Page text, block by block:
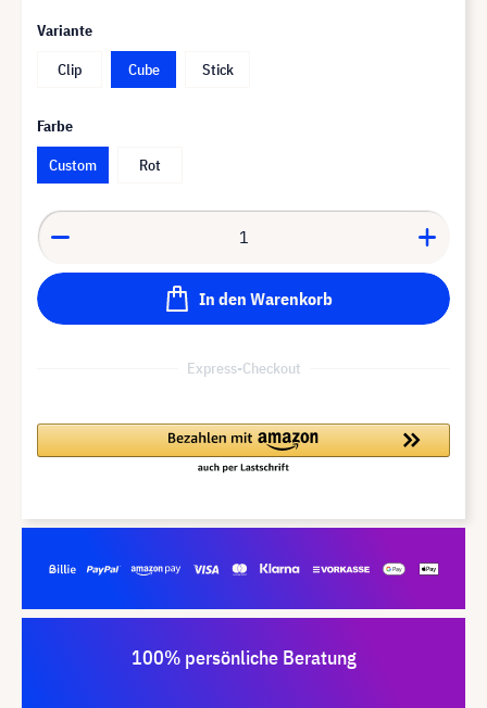
Variante
Clip
Cube Stick
Farbe
Custom
Rot
In den Warenkorb
Express-Checkout
100% persönliche Beratung